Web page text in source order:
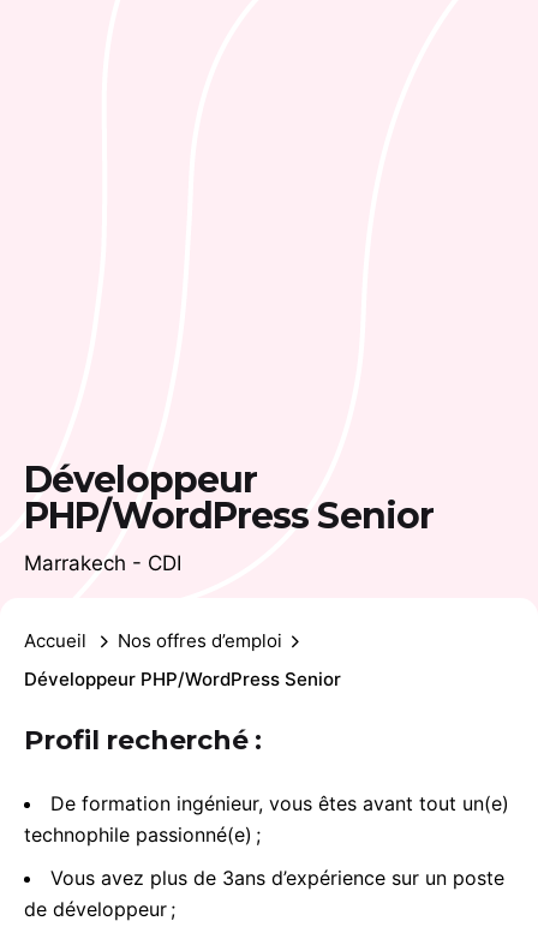
Développeur
PHP/WordPress Senior
Marrakech - CDI
Accueil
Nos offres d’emploi
Développeur PHP/WordPress Senior
Profil recherché :
De formation ingénieur, vous êtes avant tout un(e)
technophile passionné(e) ;
Vous avez plus de 3ans d’expérience sur un poste
de développeur ;